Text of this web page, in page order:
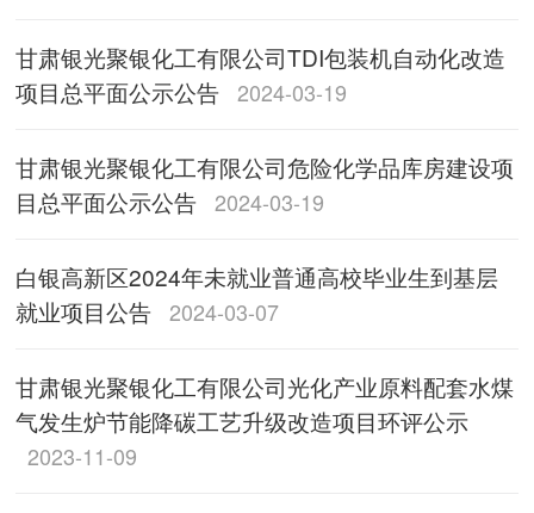
甘肃银光聚银化工有限公司TDI包装机自动化改造
项目总平面公示公告 2024-03-19
甘肃银光聚银化工有限公司危险化学品库房建设项
目总平面公示公告 2024-03-19
白银高新区2024年未就业普通高校毕业生到基层
就业项目公告 2024-03-07
甘肃银光聚银化工有限公司光化产业原料配套水煤
气发生炉节能降碳工艺升级改造项目环评公示
2023-11-09